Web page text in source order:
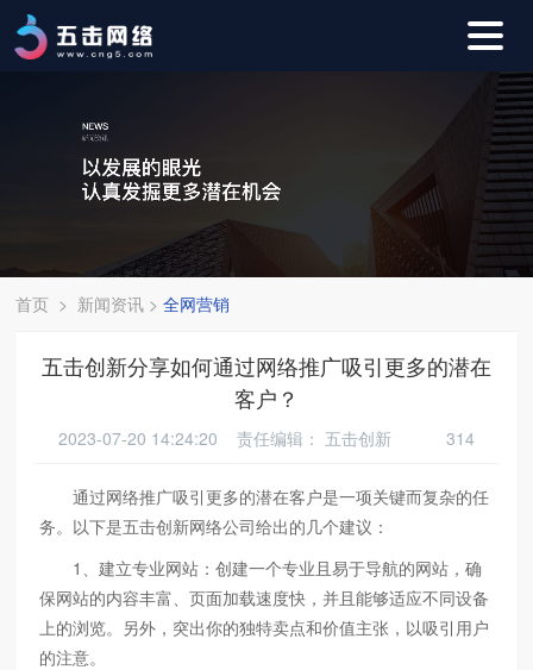
首页 > 新闻资讯 >全网营销
五击创新分享如何通过网络推广吸引更多的潜在
客户？
2023-07-20 14:24:20 责任编辑： 五击创新 314
通过网络推广吸引更多的潜在客户是一项关键而复杂的任
务。以下是五击创新网络公司给出的几个建议：
1、建立专业网站：创建一个专业且易于导航的网站，确
保网站的内容丰富、页面加载速度快，并且能够适应不同设备
上的浏览。另外，突出你的独特卖点和价值主张，以吸引用户
的注意。